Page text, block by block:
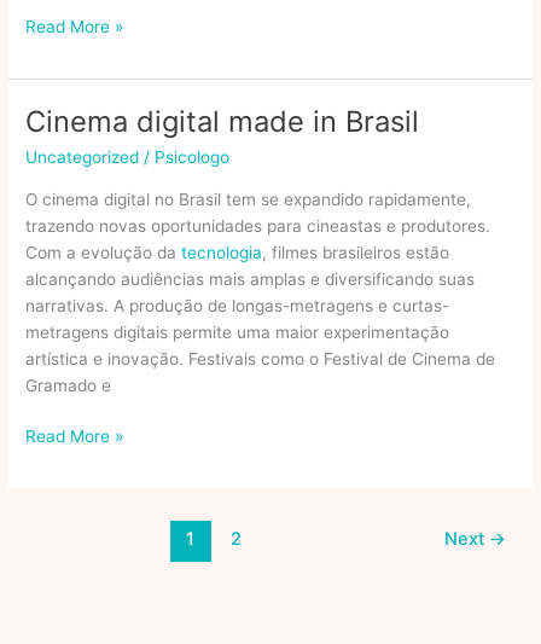
O
sexual
realmente
desaparece
com
envelhecimento?
BBC
News
Brasil
Read More »
Cinema digital made in Brasil
Uncategorized / Psicologo
O cinema digital no Brasil tem se expandido rapidamente,
trazendo novas oportunidades para cineastas e produtores.
Com a evolução datecnologia, filmes brasileiros estão
alcançando audiências mais amplas e diversificando suas
narrativas. A produção de longas-metragens e curtas-
metragens digitais permite uma maior experimentação
artística e inovação. Festivais como o Festival de Cinema de
Gramado e
Cinema
Read More »
1 2 Next →